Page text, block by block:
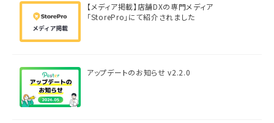
【メディア掲載】店舗DXの専門メディア
「StorePro」にて紹介されました
アップデートのお知らせ v2.2.0